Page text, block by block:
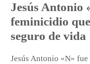
Jesús Antonio
feminicidio
seguro de vida
Jesús Antonio «N»